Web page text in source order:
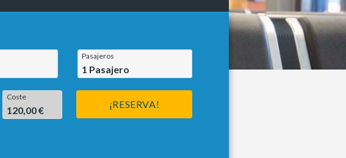
Pasajeros
1 Pasajero
Coste
120,00 €
¡RESERVA!